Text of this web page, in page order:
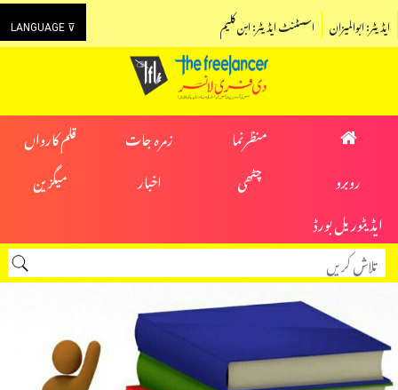
LANGUAGE ⊽ اسسٹنٹ ایڈیٹر: ابن کلیم ایڈیٹر: ابوالمیزان
منظرنما زمرہ جات
قلم کارواں
روبرو
چٹھی اخبار
میگزین
ایڈیٹوریل بورڈ